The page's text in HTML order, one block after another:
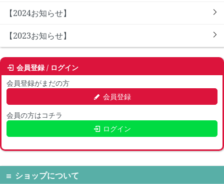
【2024お知らせ】
【2023お知らせ】
会員登録 / ログイン
会員登録がまだの方
会員登録
会員の方はコチラ
ログイン
ショップについて